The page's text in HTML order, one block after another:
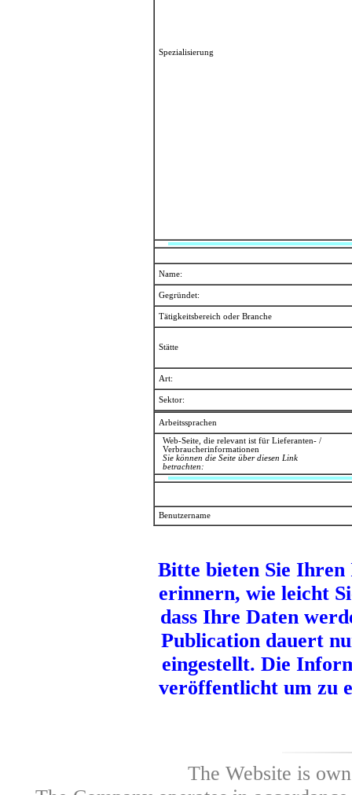
Spezialisierung
Name:
Gegründet:
Tätigkeitsbereich oder Branche
Stätte
Art:
Sektor:
Arbeitssprachen
Web-Seite, die relevant ist für Lieferanten- /
Verbraucherinformationen
Sie können die Seite über diesen Link
betrachten:
Benutzername
Bitte bieten Sie Ihren
erinnern, wie leicht
dass Ihre Daten
Publication dauert
eingestellt. Die
veröffentlicht um zu
The Website is